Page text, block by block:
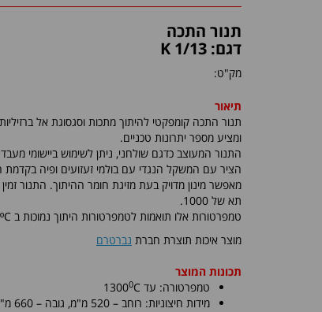
תנור התכה
דגם: K 1/13
מק"ט:
תיאור
תנור התכה קומפקטי להיתוך מתכות וסגסוגת אל ברזיליות
ומציע מספר יתרונות טכניים.
התנור המעוצב כדגם שולחני, ניתן לשימוש ביישומי
הציר עם המשקל הנגדי עם בולמי זעזועים ופיה בקדמת
מאפשר מינון מדויק בעת מזיגת חומר ההיתוך. התנור
תא של 1000.
טמפרטורות אלו תואמות לטמפרטורות היתוך נמוכות ב C ºC
מוצר איכות תוצרת חברת נברטרם
תכונות המוצר
טמפרטורה: עד C
13000
מידות חיצוניות: רוחב – 520 מ"מ, גובה – 660 מ"מ